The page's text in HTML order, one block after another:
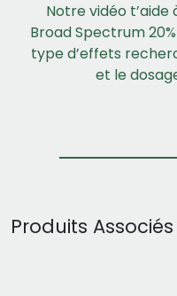
Notre vidéo t’aide
Broad Spectrum
type d’effets
et le
Produits Associés